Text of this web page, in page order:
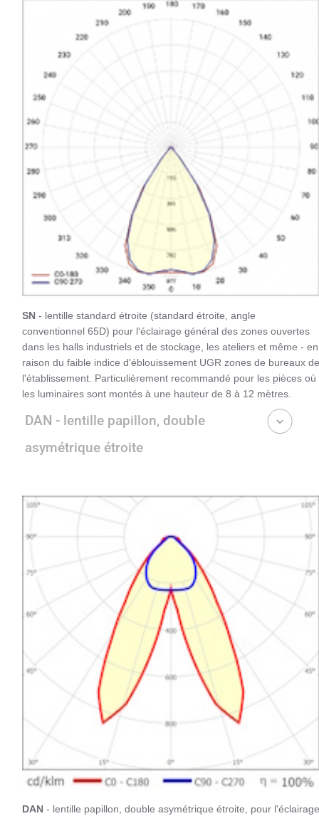
SN - lentille standard étroite (standard étroite, angle
conventionnel 65D) pour l'éclairage général des zones ouvertes
dans les halls industriels et de stockage, les ateliers et même - en
raison du faible indice d'éblouissement UGR zones de bureaux de
l'établissement. Particulièrement recommandé pour les pièces où
les luminaires sont montés à une hauteur de 8 à 12 mètres.
DAN - lentille papillon, double
asymétrique étroite
DAN - lentille papillon, double asymétrique étroite, pour l'éclairage